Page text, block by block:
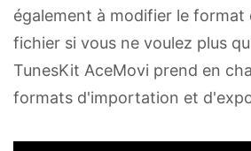
également à modifier le format
fichier si vous ne voulez plus
TunesKit AceMovi prend en
formats d'importation et